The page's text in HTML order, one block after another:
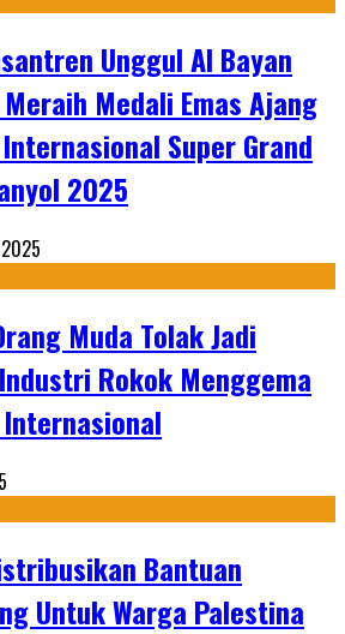
Unggul Al Bayan
Medali Emas Ajang
Super Grand
2025
Muda Tolak Jadi
Rokok Menggema
Bantuan
Untuk Warga Palestina